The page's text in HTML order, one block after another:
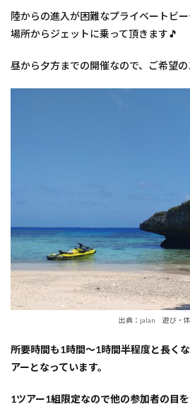
陸からの進入が困難なプライベートビ
場所からジェットに乗って頂きます🎵
昼から夕方までの開催なので、ご希望
出典：jalan 遊び・
所要時間も1時間～1時間半程度と長く
アーとなっています。
1ツアー1組限定なので他の参加者の目